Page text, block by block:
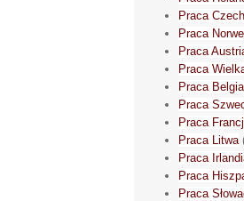
Praca
Praca
Praca
Praca
Praca Belgia
Praca
Praca
Praca Litwa
Praca
Praca
Praca